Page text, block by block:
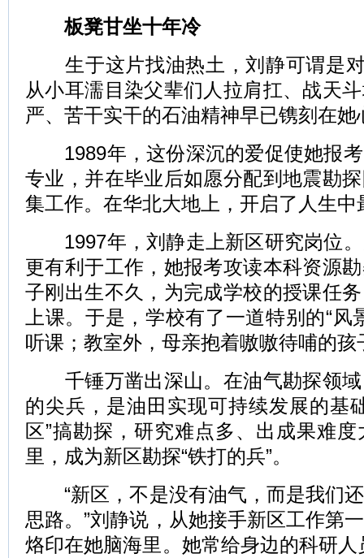
板凳甘坐十年冷
生于这片找油热土，刘静可谓是对
从小耳濡目染父辈们人拉肩扛、战天
严、苦干实干的石油精神早已镌刻在她
1989年，这份深沉的爱促使她报考
专业，并在毕业后如愿分配到地震勘
集工作。在华北大地上，开启了人生
1997年，刘静走上新区研究岗位。
更有利于工作，她报考攻读本科资源
子刚出生不久，为完成学校的授课任
上课。于是，学校有了一道特别的“
听课；教室外，母亲抱着嗷嗷待哺的孩
千锤万凿出深山。在油气勘探领域
的尖兵，是油田实现可持续发展的基
区”搞勘探，研究难点多、出成果难
里，成为新区勘探“铁打的兵”。
“新区，不是没有油气，而是我们还
思路。”刘静说，从她接手新区工作第
烙印在她脑海里。她常给身边的科研人